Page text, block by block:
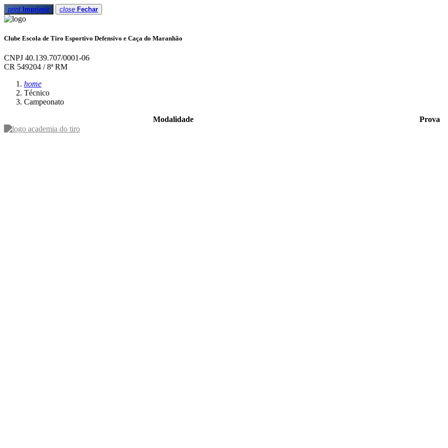
print Imprimir close Fechar
Clube Escola de Tiro Esportivo Defensivo e Caça do Maranhão
CNPJ 40.139.707/0001-06
CR 549204 / 8ª RM
home
Técnico
Campeonato
Modalidade Prova